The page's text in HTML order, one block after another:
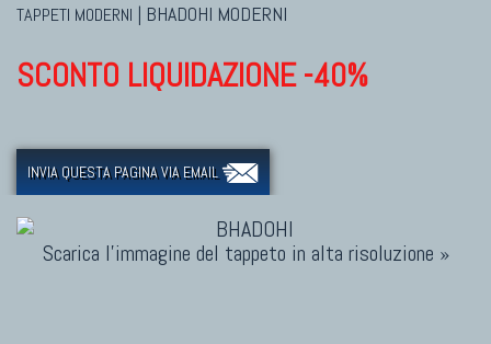
TAPPETI MODERNI | BHADOHI MODERNI
SCONTO LIQUIDAZIONE -40%
INVIA QUESTA PAGINA VIA EMAIL
Scarica l'immagine del tappeto in alta risoluzione »